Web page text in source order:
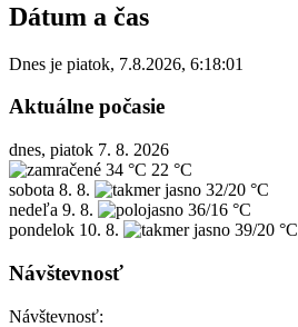
Dátum a čas
Dnes je piatok, 7.8.2026, 6:18:01
Aktuálne počasie
dnes, piatok 7. 8. 2026
34 °C 22 °C
sobota 8. 8.
32/20 °C
nedeľa 9. 8.
36/16 °C
pondelok 10. 8. 39/20 °C
Návštevnosť
Návštevnosť: